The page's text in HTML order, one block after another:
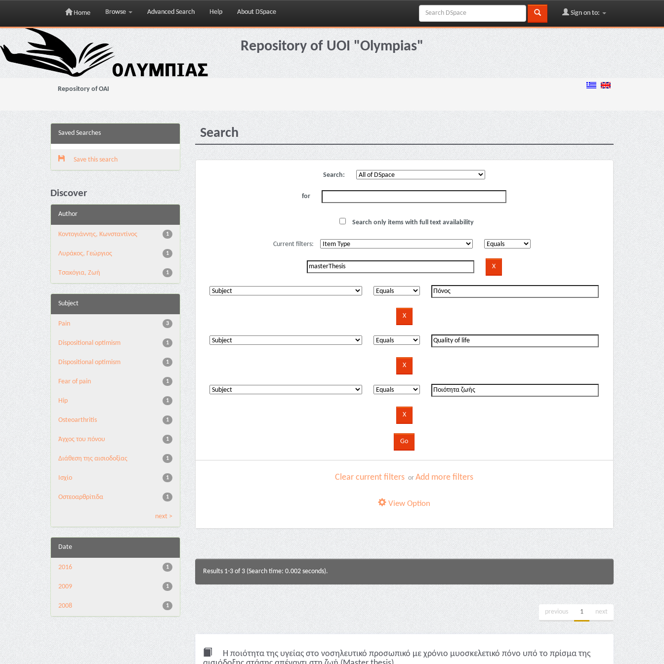
Skip
navigation
Home Browse Advanced Search Help About DSpace Sign on to:
Repository of UOI "Olympias"
Repository of OAI
Saved Searches
Save this search
Discover
Author
1
Κοντογιάννης, Κωνσταντίνος
1
Λυράκος, Γεώργιος
1
Τσακόγια, Ζωή
Subject
3
Pain
1
Dispositional optimism
1
Dispositional optimism
1
Fear of pain
1
Hip
1
Osteoarthritis
1
Άγχος του πόνου
1
Διάθεση της αισιοδοξίας
1
Ισχίο
1
Οστεοαρθρίτιδα
next >
Date
1
2016
1
2009
1
2008
Search
Search:
for
Search only items with full text availability
Current filters:
Clear current filters orAdd more filters
View Option
Results 1-3 of 3 (Search time: 0.002 seconds).
previous 1 next
Η ποιότητα της υγείας στο νοσηλευτικό προσωπικό με χρόνιο μυοσκελετικό πόνο υπό το πρίσμα της